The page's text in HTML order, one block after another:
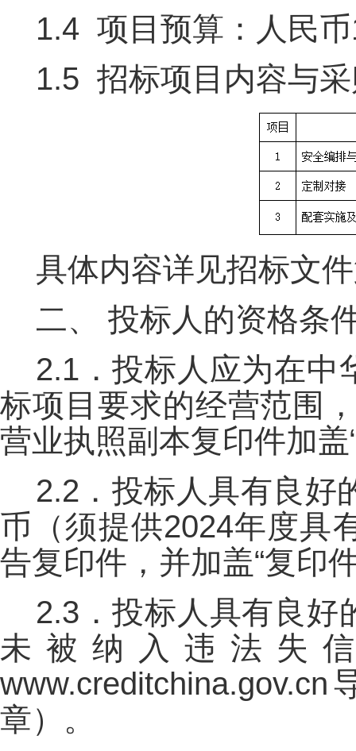
1.4 项目预算：人民
1.5 招标项目内容与
具体内容详见招标文
二、 投标人的资格条
2.1．投标人应为在中
标项目要求的经营范围
营业执照副本复印件加
2.2．投标人具有良好
币（须提供2024年度具
告复印件，并加盖“复印
2.3．投标人具有良好
未被纳入违法失
章）。